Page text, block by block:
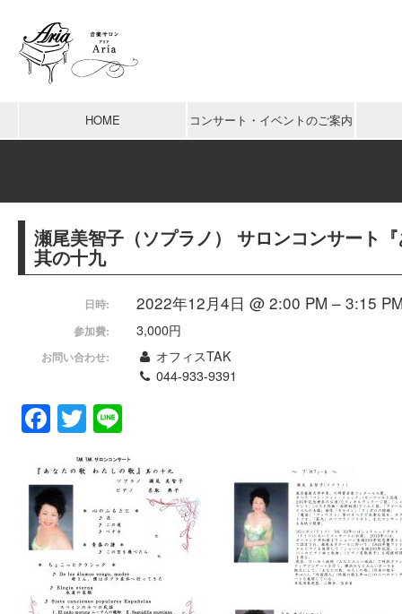
HOME コンサート・イベントのご案内
瀬尾美智子（ソプラノ） サロンコンサート
其の十九
日時: 2022年12月4日 @ 2:00 PM – 3:15
参加費: 3,000円
お問い合わせ:
オフィスTAK
044-933-9391
Facebook
Twitter